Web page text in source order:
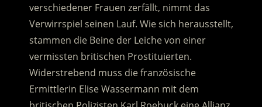
verschiedener Frauen zerfällt, nimmt das
Verwirrspiel seinen Lauf. Wie sich herausstellt,
stammen die Beine der Leiche von einer
vermissten britischen Prostituierten.
Widerstrebend muss die französische
Ermittlerin Elise Wassermann mit dem